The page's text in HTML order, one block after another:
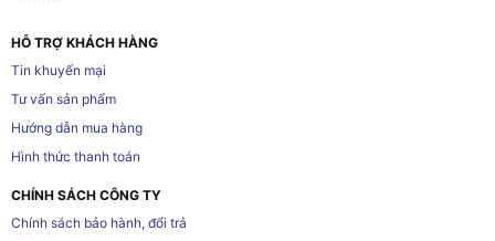
HỖ TRỢ KHÁCH HÀNG
Tin khuyến mại
Tư vấn sản phẩm
Hướng dẫn mua hàng
Hình thức thanh toán
CHÍNH SÁCH CÔNG TY
Chính sách bảo hành, đổi trả